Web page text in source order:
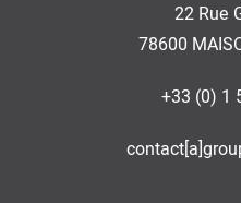
22 Rue
78600
+33 (0) 1